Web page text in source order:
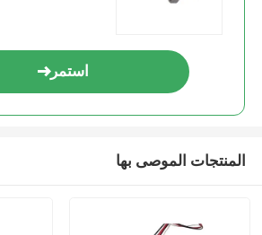
استمر
المنتجات الموصى بها